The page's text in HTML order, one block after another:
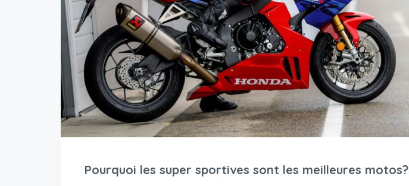
Pourquoi les super sportives sont les meilleures motos?